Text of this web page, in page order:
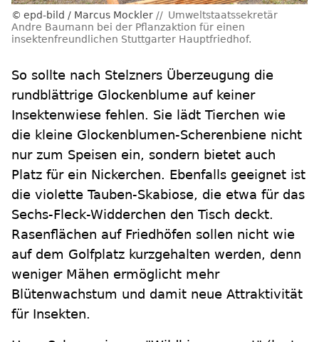
epd-bild / Marcus Mockler
Umweltstaatssekretär
Andre Baumann bei der Pflanzaktion für einen
insektenfreundlichen Stuttgarter Hauptfriedhof.
So sollte nach Stelzners Überzeugung die
rundblättrige Glockenblume auf keiner
Insektenwiese fehlen. Sie lädt Tierchen wie
die kleine Glockenblumen-Scherenbiene nicht
nur zum Speisen ein, sondern bietet auch
Platz für ein Nickerchen. Ebenfalls geeignet ist
die violette Tauben-Skabiose, die etwa für das
Sechs-Fleck-Widderchen den Tisch deckt.
Rasenflächen auf Friedhöfen sollen nicht wie
auf dem Golfplatz kurzgehalten werden, denn
weniger Mähen ermöglicht mehr
Blütenwachstum und damit neue Attraktivität
für Insekten.